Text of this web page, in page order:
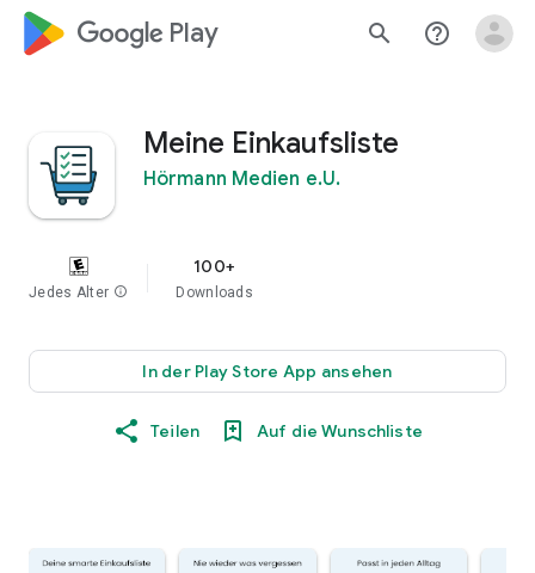
google_logo Play search help_outline
Meine Einkaufsliste
Hörmann Medien e.U.
Jedes Alter info
100+
Downloads
In der Play Store App ansehen
Teilen Auf die Wunschliste